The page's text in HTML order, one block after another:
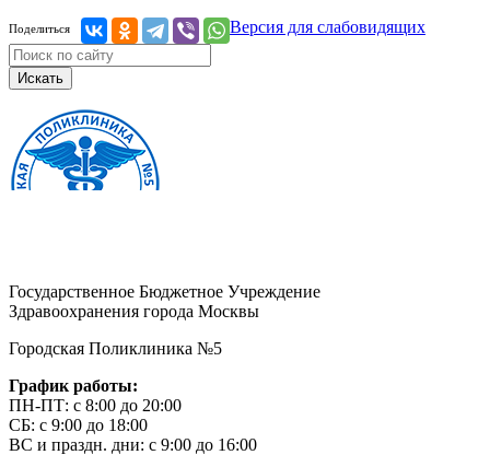
Поделиться Версия для слабовидящих
Искать
Государственное Бюджетное Учреждение
Здравоохранения города Москвы
Городская Поликлиника №5
График работы:
ПН-ПТ: с 8:00 до 20:00
СБ: с 9:00 до 18:00
ВС и праздн. дни: с 9:00 до 16:00